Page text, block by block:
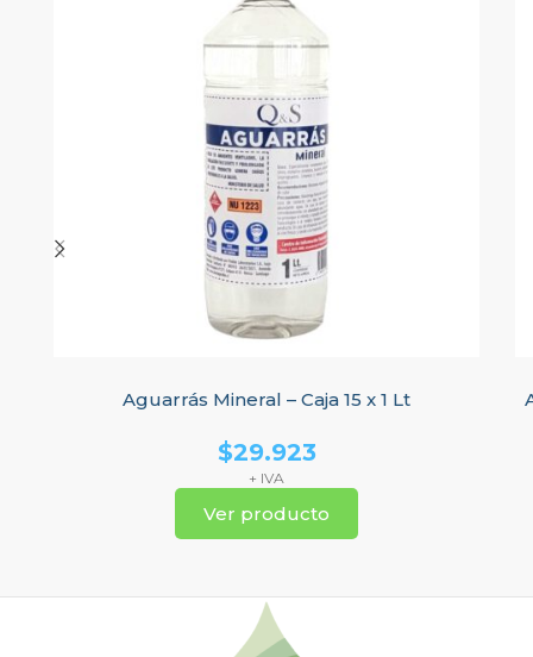
Aguarrás Mineral – Caja 15 x 1 Lt
$29.923
+ IVA
Ver producto